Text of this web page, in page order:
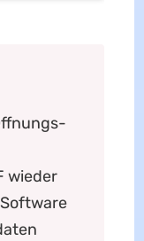
wieder